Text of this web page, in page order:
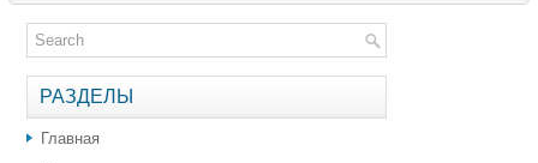
РАЗДЕЛЫ
Главная